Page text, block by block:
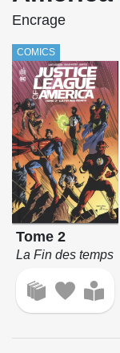
Encrage
COMICS
Tome 2
La Fin des temps